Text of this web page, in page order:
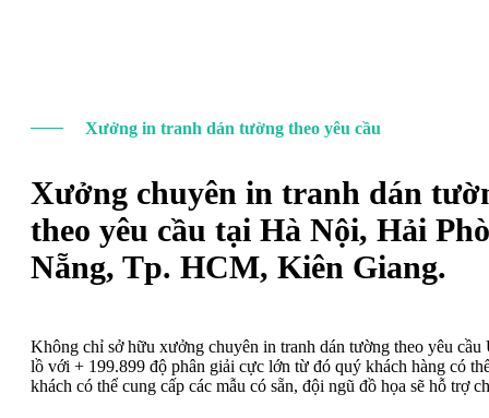
Xưởng in tranh dán tường theo yêu cầu
Xưởng chuyên in tranh dán
theo yêu cầu tại Hà Nội, Hải
Nẵng, Tp. HCM, Kiên Giang.
Không chỉ sở hữu xưởng chuyên in tranh dán tường theo yêu
lồ với + 199.899 độ phân giải cực lớn từ đó quý khách hàng có
khách có thể cung cấp các mẫu có sẵn, đội ngũ đồ họa sẽ hỗ trợ